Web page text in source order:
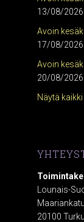
13/08/2026
Avoin
17/08/2026
Avoin
20/08/2026
Näytä
Lounais-
20100 Turku